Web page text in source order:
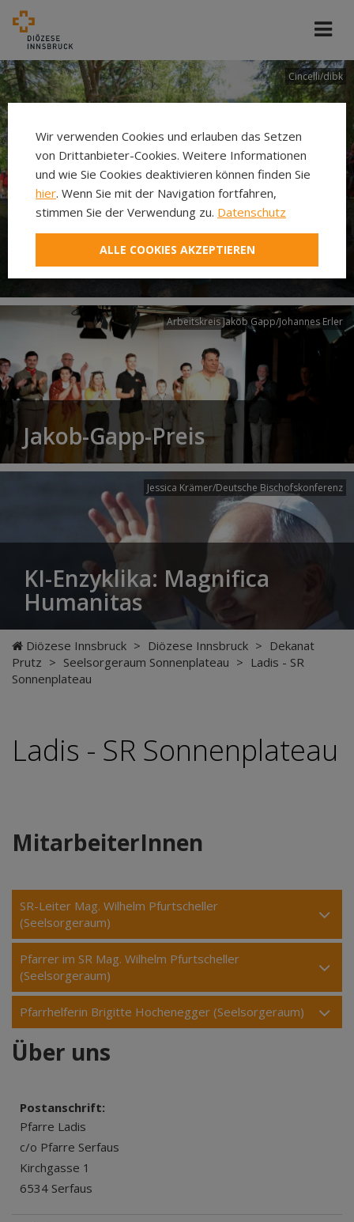
Cincelli/dibk
Neuer Pilgerweg Via
Laudato si’
Arbeitskreis Jakob Gapp/Johannes Erler
Jakob-Gapp-Preis
Jessica Krämer/Deutsche Bischofskonferenz
KI-Enzyklika: Magnifica
Humanitas
Diözese Innsbruck > Diözese Innsbruck > Dekanat
Prutz > Seelsorgeraum Sonnenplateau > Ladis - SR
Sonnenplateau
Ladis - SR Sonnenplateau
MitarbeiterInnen
SR-Leiter Mag. Wilhelm Pfurtscheller
(Seelsorgeraum)
Pfarrer im SR Mag. Wilhelm Pfurtscheller
(Seelsorgeraum)
Pfarrhelferin Brigitte Hochenegger (Seelsorgeraum)
Über uns
Postanschrift:
Pfarre Ladis
c/o Pfarre Serfaus
Kirchgasse 1
6534 Serfaus
Wir verwenden Cookies und erlauben das Setzen
von Drittanbieter-Cookies. Weitere Informationen
und wie Sie Cookies deaktivieren können finden Sie
hier. Wenn Sie mit der Navigation fortfahren,
stimmen Sie der Verwendung zu. Datenschutz
ALLE COOKIES AKZEPTIEREN